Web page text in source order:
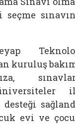
kuruluş
evi ve